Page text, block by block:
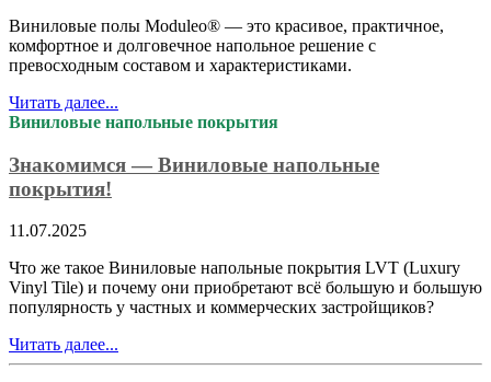
Виниловые полы Moduleo® — это красивое, практичное,
комфортное и долговечное напольное решение с
превосходным составом и характеристиками.
Читать далее...
Виниловые напольные покрытия
Знакомимся — Виниловые напольные
покрытия!
11.07.2025
Что же такое Виниловые напольные покрытия LVT (Luxury
Vinyl Tile) и почему они приобретают всё большую и большую
популярность у частных и коммерческих застройщиков?
Читать далее...